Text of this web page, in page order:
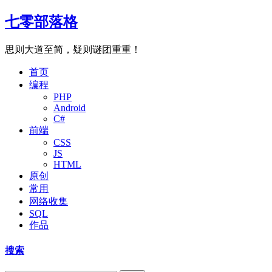
七零部落格
思则大道至简，疑则谜团重重！
首页
编程
PHP
Android
C#
前端
CSS
JS
HTML
原创
常用
网络收集
SQL
作品
搜索